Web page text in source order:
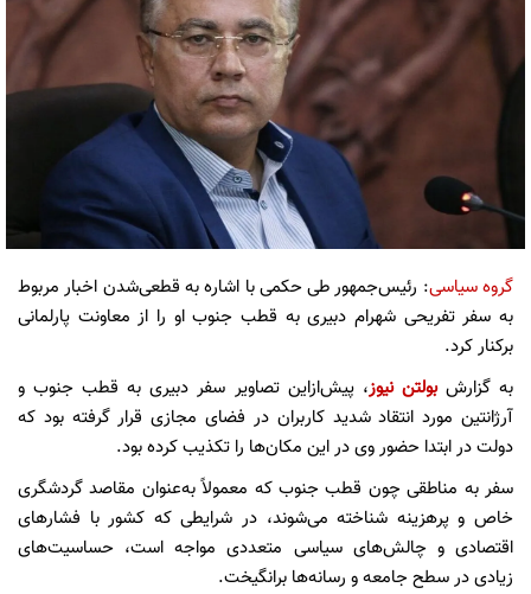
گروه سیاسی: رئیس‌جمهور طی حکمی با اشاره به قطعی‌شدن اخبار مربوط
به سفر تفریحی شهرام دبیری به قطب جنوب او را از معاونت پارلمانی
برکنار کرد.
به گزارشبولتن نیوز، پیش‌ازاین تصاویر سفر دبیری به قطب جنوب و
آرژانتین مورد انتقاد شدید کاربران در فضای مجازی قرار گرفته بود که
دولت در ابتدا حضور وی در این مکان‌ها را تکذیب کرده بود.
سفر به مناطقی چون قطب جنوب که معمولاً به‌عنوان مقاصد گردشگری
خاص و پرهزینه شناخته می‌شوند، در شرایطی که کشور با فشارهای
اقتصادی و چالش‌های سیاسی متعددی مواجه است، حساسیت‌های
زیادی در سطح جامعه و رسانه‌ها برانگیخت.